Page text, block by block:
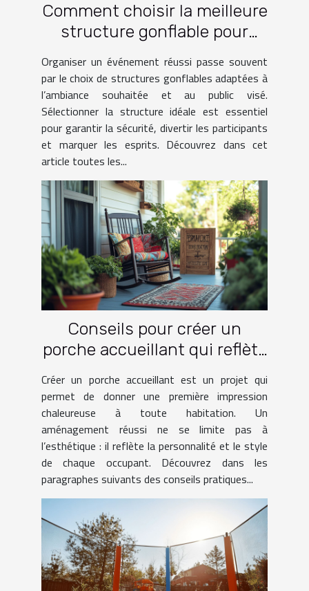
Comment choisir la meilleure
structure gonflable pour
votre événement ?
Organiser un événement réussi passe souvent
par le choix de structures gonflables adaptées à
l’ambiance souhaitée et au public visé.
Sélectionner la structure idéale est essentiel
pour garantir la sécurité, divertir les participants
et marquer les esprits. Découvrez dans cet
article toutes les...
Conseils pour créer un
porche accueillant qui reflète
Créer un porche accueillant est un projet qui
permet de donner une première impression
chaleureuse à toute habitation. Un
aménagement réussi ne se limite pas à
l’esthétique : il reflète la personnalité et le style
de chaque occupant. Découvrez dans les
paragraphes suivants des conseils pratiques...